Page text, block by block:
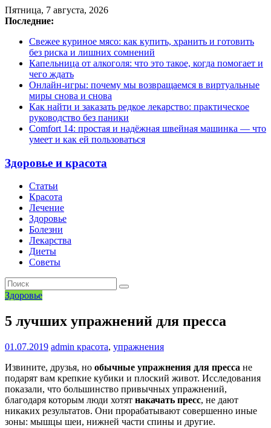
Пятница, 7 августа, 2026
Последние:
Свежее куриное мясо: как купить, хранить и готовить
без риска и лишних сомнений
Капельница от алкоголя: что это такое, когда помогает и
чего ждать
Онлайн-игры: почему мы возвращаемся в виртуальные
миры снова и снова
Как найти и заказать редкое лекарство: практическое
руководство без паники
Comfort 14: простая и надёжная швейная машинка — что
умеет и как ей пользоваться
Здоровье и красота
Статьи
Красота
Лечение
Здоровье
Болезни
Лекарства
Диеты
Советы
Здоровье
5 лучших упражнений для пресса
01.07.2019 admin красота, упражнения
Извините, друзья, но обычные упражнения для пресса не
подарят вам крепкие кубики и плоский живот. Исследования
показали, что большинство привычных упражнений,
благодаря которым люди хотят накачать пресс, не дают
никаких результатов. Они прорабатывают совершенно иные
зоны: мышцы шеи, нижней части спины и другие.